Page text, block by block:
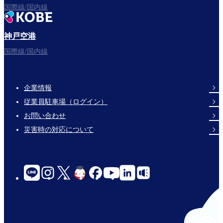
フライトをお楽しみください。
国際線/国内線
神戸空港
国際線/国内線
Footer
Links
企業情報
従業員駐車場（ログイン）
お問い合わせ
災害時の対応について
social-
links-